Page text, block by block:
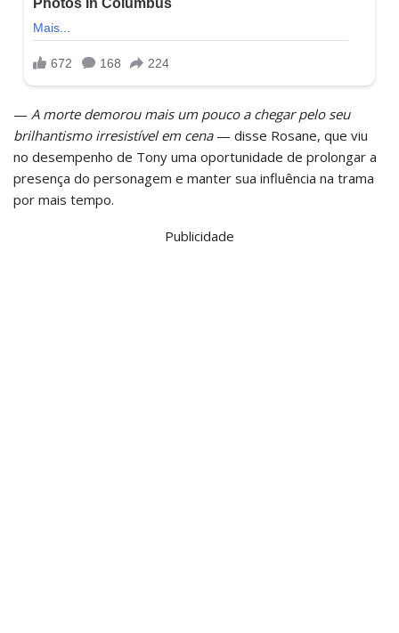
— A morte demorou mais um pouco a chegar pelo seu
brilhantismo irresistível em cena— disse Rosane, que viu
no desempenho de Tony uma oportunidade de prolongar a
presença do personagem e manter sua influência na trama
por mais tempo.
Publicidade